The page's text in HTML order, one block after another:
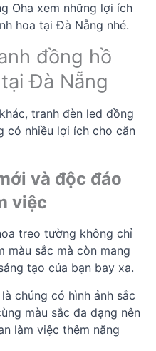
Oha xem những lợi ích
hoa tại Đà Nẵng nhé.
đồng hồ
Đà Nẵng
tranh đèn led đồng
có nhiều lợi ích cho căn
và độc đáo
việc
treo tường không chỉ
màu sắc mà còn mang
tạo của bạn bay xa.
chúng có hình ảnh sắc
màu sắc đa dạng nên
làm việc thêm năng